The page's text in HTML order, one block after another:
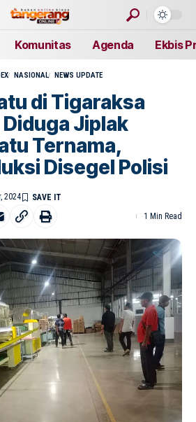
Komunitas Agenda Ekbis
NASIONAL NEWS UPDATE
di Tigaraksa
Jiplak
Ternama,
Disegel Polisi
2024
1 Min Read